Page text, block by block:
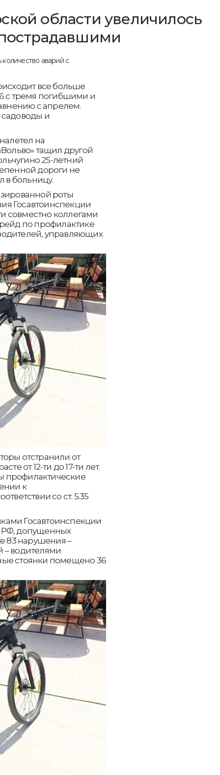
области увеличилось
все больше
с тремя погибшими и
с апрелем.
и
на
тащил другой
25-летний
дороги не
в больницу.
роты
Госавтоинспекции
совместно коллегами
по профилактике
управляющих
отстранили от
от 12-ти до 17-ти лет.
профилактические
к
со ст. 5.35
Госавтоинспекции
РФ, допущенных
83 нарушения –
– водителями
стоянки помещено 36